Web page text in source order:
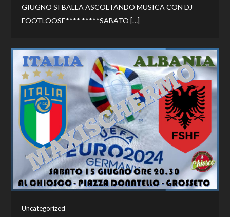
GIUGNO SI BALLA ASCOLTANDO MUSICA CON DJ
FOOTLOOSE**** *****SABATO […]
Uncategorized